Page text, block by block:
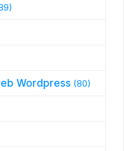
Wordpress (80)